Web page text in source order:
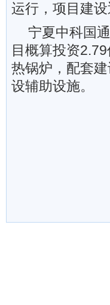
运行，项目建设
宁夏中科国
目概算投资
热锅炉，配套
设辅助设施。